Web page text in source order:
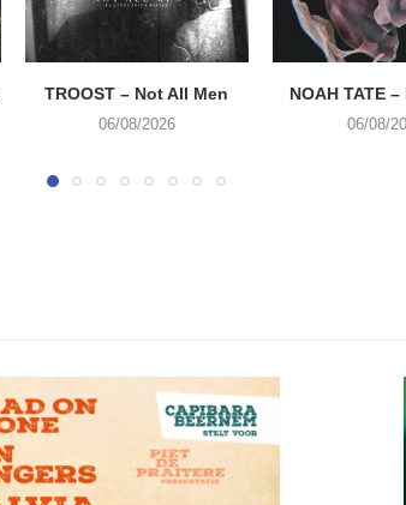
TROOST – Not All Men
06/08/2026
NOAH TATE
06/08/